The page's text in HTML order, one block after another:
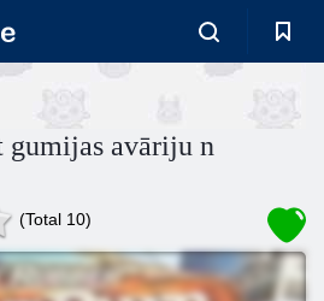
gumijas avāriju n
(Total 10)